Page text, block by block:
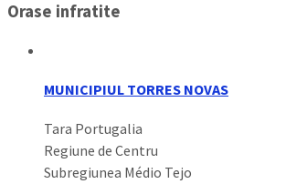
Orase infratite
MUNICIPIUL TORRES NOVAS
Tara Portugalia
Regiune de Centru
Subregiunea Médio Tejo